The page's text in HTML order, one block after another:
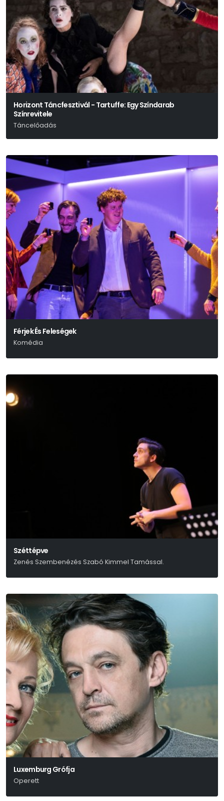
Horizont Táncfesztivál - Tartuffe: Egy Színdarab
Színrevitele
Táncelőadás
Férjek És Feleségek
Komédia
Széttépve
Zenés Szembenézés Szabó Kimmel Tamással.
Luxemburg Grófja
Operett